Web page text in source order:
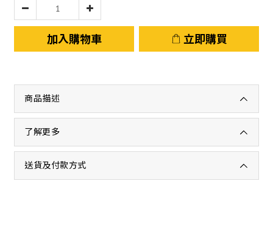
加入購物車 立即購買
商品描述
了解更多
送貨及付款方式